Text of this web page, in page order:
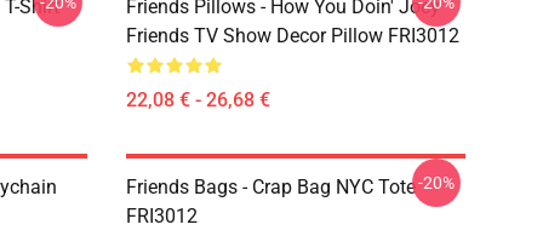
T-Shirt
Friends Pillows - How You Doin' Joey
Friends TV Show Decor Pillow FRI3012
22,08 € - 26,68 €
Friends Bags - Crap Bag NYC Tote
FRI3012
-20%